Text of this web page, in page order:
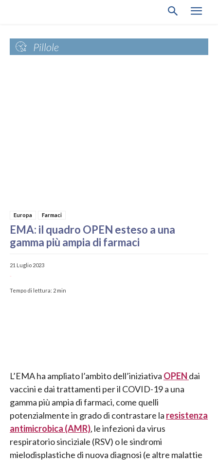
Pillole
Europa Farmaci
EMA: il quadro OPEN esteso a una
gamma più ampia di farmaci
21 Luglio 2023
-
Tempo di lettura: 2 min
L’EMA ha ampliato l’ambito dell’iniziativa OPEN dai
vaccini e dai trattamenti per il COVID-19 a una
gamma più ampia di farmaci, come quelli
potenzialmente in grado di contrastare la resistenza
antimicrobica (AMR), le infezioni da virus
respiratorio sinciziale (RSV) o le sindromi
mielodisplastiche di nuova diagnosi (e altre malattie